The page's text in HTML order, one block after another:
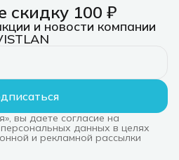
скидку 100 ₽
и новости компании
вы даете согласие на
данных в целях
и рекламной рассылки